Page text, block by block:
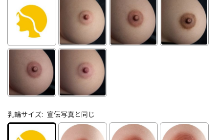
乳輪サイズ: 宣伝写真と同じ